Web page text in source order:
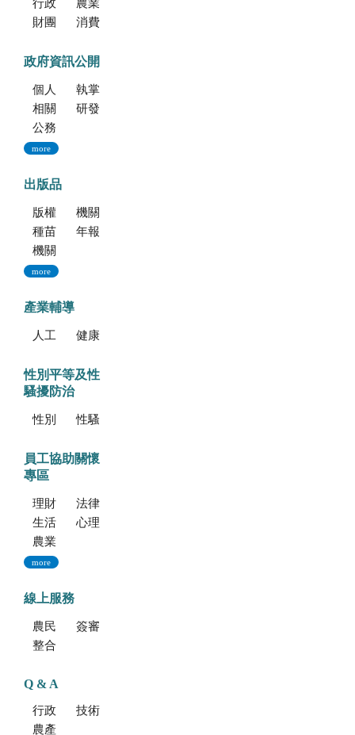
行政院消費者保護會
農業部消費者保護專區
財團法人中華民國消費者文教基金會
消費者保護法
政府資訊公開
個人資料保護專區
執掌與組織
相關法規
研發成果
公務出國報告資訊網
more
出版品
版權聲明--本網站發表之所有文章，係為學術研究成果，不得引用於產品及食品之標示、宣傳及廣告。若不當引用，應自負法律責任。
機關簡介
種苗科技專訊
年報
機關誌
more
產業輔導
人工培植拖鞋蘭 健康種苗驗證
性別平等及性
騷擾防治
性別平等專區 性騷擾防治專區
員工協助關懷
專區
理財資源
法律資源
生活健康資源
心理資源
農業部特約員工協助方案諮詢服務
more
線上服務
農民學院
簽審通關共同作業平台
整合型植物種苗檢測服務多元平台
Q & A
行政方面
技術方面
農產品食安專區